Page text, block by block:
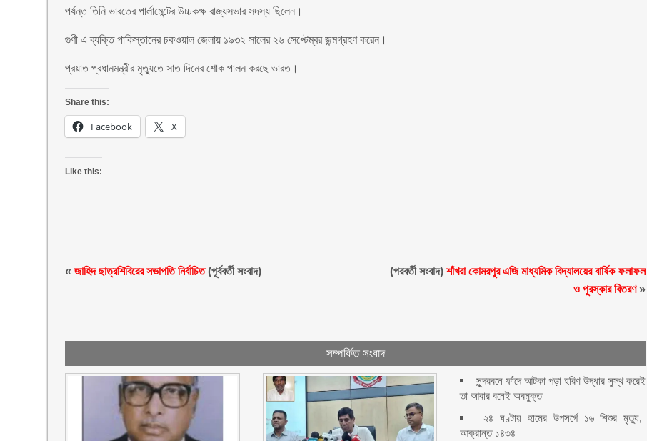
পর্যন্ত তিনি ভারতের পার্লামেন্টের উচ্চকক্ষ রাজ্যসভার সদস্য ছিলেন।
গুণী এ ব্যক্তি পাকিস্তানের চকওয়াল জেলায় ১৯৩২ সালের ২৬ সেপ্টেম্বর জন্মগ্রহণ করেন।
প্রয়াত প্রধানমন্ত্রীর মৃত্যুতে সাত দিনের শোক পালন করছে ভারত।
Share this:
Facebook X
Like this:
«জাহিদ ছাত্রশিবিরের সভাপতি নির্বাচিত(পূর্ববর্তী সংবাদ) (পরবর্তী সংবাদ)শাঁখরা কোমরপুর এজি মাধ্যমিক বিদ্যালয়ের বার্ষিক ফলাফল
ও পুরস্কার বিতরণ»
সম্পর্কিত সংবাদ
সুন্দরবনে ফাঁদে আটকা পড়া হরিণ উদ্ধার সুস্থ করেই
তা আবার বনেই অবমুক্ত
২৪ ঘণ্টায় হামের উপসর্গে ১৬ শিশুর মৃত্যু,
আক্রান্ত ১৪৩৪